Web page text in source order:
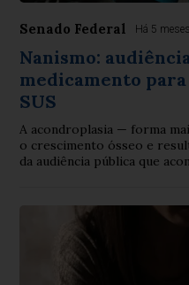
Senado Federal Há 5 meses
Nanismo:
medicamento
SUS
A acondroplasia — forma
o crescimento ósseo e
da audiência pública que